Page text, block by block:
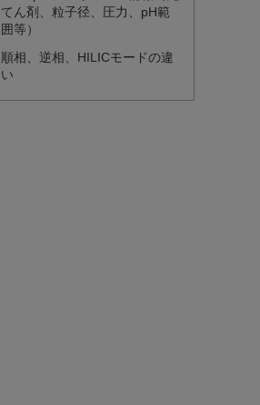
てん剤、粒子径、圧力、pH範
囲等）
順相、逆相、HILICモードの違
い